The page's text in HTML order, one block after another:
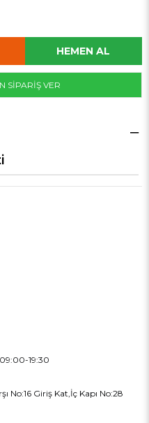
SİPARİŞ VER
19:30
No:16 Giriş Kat,İç Kapı No:28